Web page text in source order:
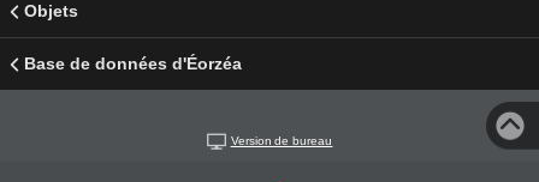
Objets
Base de données d'Éorzéa
Version de bureau